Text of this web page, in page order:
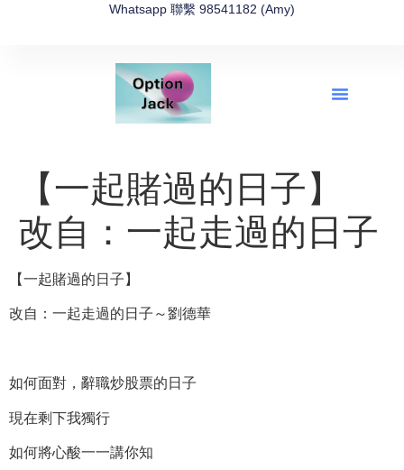
Whatsapp 聯繫 98541182 (Amy)
【一起賭過的日子】
改自：一起走過的日子
【一起賭過的日子】
改自：一起走過的日子～劉德華
如何面對，辭職炒股票的日子
現在剩下我獨行
如何將心酸一一講你知